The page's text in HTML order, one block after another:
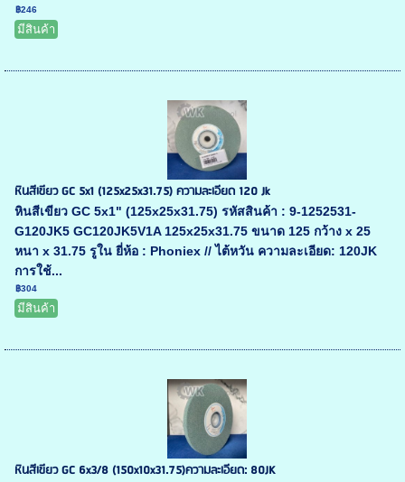
฿246
มีสินค้า
หินสีเขียว GC 5x1 (125x25x31.75) ความละเอียด 120 Jk
หินสีเขียว GC 5x1" (125x25x31.75) รหัสสินค้า : 9-1252531-
G120JK5 GC120JK5V1A 125x25x31.75 ขนาด 125 กว้าง x 25
หนา x 31.75 รูใน ยี่ห้อ : Phoniex // ไต้หวัน ความละเอียด: 120JK
การใช้...
฿304
มีสินค้า
หินสีเขียว GC 6x3/8 (150x10x31.75)ความละเอียด: 80JK